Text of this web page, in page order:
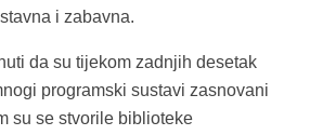
i zabavna.
da su tijekom zadnjih desetak
programski sustavi zasnovani
su se stvorile biblioteke